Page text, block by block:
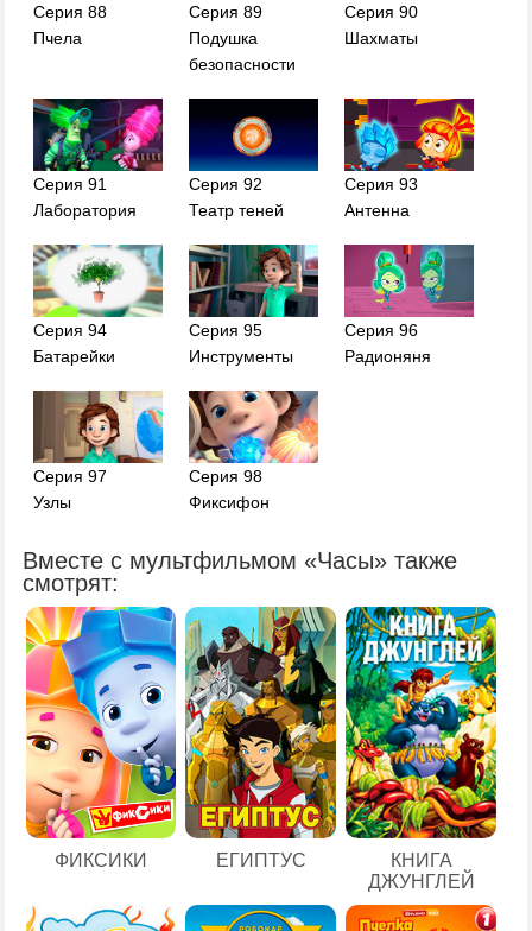
Серия 88
Пчела
Серия 89
Подушка
безопасности
Серия 90
Шахматы
Серия 91
Лаборатория
Серия 92
Театр теней
Серия 93
Антенна
Серия 94
Батарейки
Серия 95
Инструменты
Серия 96
Радионяня
Серия 97
Узлы
Серия 98
Фиксифон
Вместе с мультфильмом «Часы» также
смотрят:
ФИКСИКИ ЕГИПТУС
КНИГА
ДЖУНГЛЕЙ